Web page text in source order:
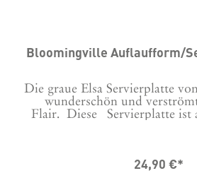
Bloomingville Auflaufform/
Die graue Elsa Servierplatte
wunderschön und
Flair. Diese Servierplatte ist
hervorragend als Auflaufform
24,90 €*